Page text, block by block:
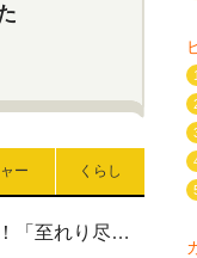
ー くらし
高市首相の熊本地震避難所視察は北朝鮮並みのプロパガンダだった！「至れり尽くせり」の選ばれた避難所の一方で実態は…
1